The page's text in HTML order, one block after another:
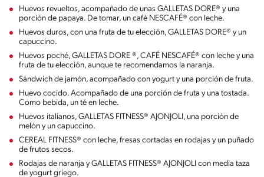
Huevos revueltos, acompañado de unas GALLETAS DORE® y una
porción de papaya. De tomar, un café NESCAFÉ® con leche.
Huevos duros, con una fruta de tu elección, GALLETAS DORE® y un
capuccino.
Huevos poché, GALLETAS DORE ®, CAFÉ NESCAFÉ® con leche y una
fruta de tu elección, aunque te recomendamos la naranja.
Sándwich de jamón, acompañado con yogurt y una porción de fruta.
Huevo cocido. Acompañado de una porción de fruta y una tostada.
Como bebida, un té en leche.
Huevos italianos, GALLETAS FITNESS® AJONJOLI, una porción de
melón y un capuccino.
CEREAL FITNESS® con leche, fresas cortadas en rodajas y un puñado
de frutos secos.
Rodajas de naranja y GALLETAS FITNESS® AJONJOLI con media taza
de yogurt griego.